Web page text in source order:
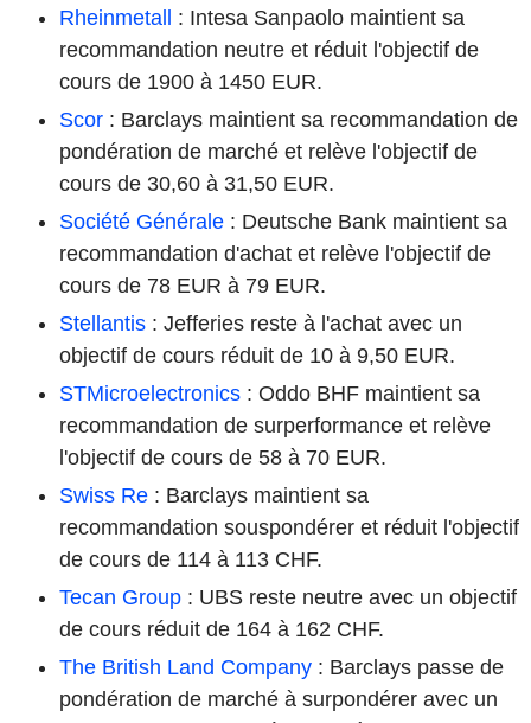
Rheinmetall : Intesa Sanpaolo maintient sa
recommandation neutre et réduit l'objectif de
cours de 1900 à 1450 EUR.
Scor : Barclays maintient sa recommandation de
pondération de marché et relève l'objectif de
cours de 30,60 à 31,50 EUR.
Société Générale : Deutsche Bank maintient sa
recommandation d'achat et relève l'objectif de
cours de 78 EUR à 79 EUR.
Stellantis : Jefferies reste à l'achat avec un
objectif de cours réduit de 10 à 9,50 EUR.
STMicroelectronics : Oddo BHF maintient sa
recommandation de surperformance et relève
l'objectif de cours de 58 à 70 EUR.
Swiss Re : Barclays maintient sa
recommandation souspondérer et réduit l'objectif
de cours de 114 à 113 CHF.
Tecan Group : UBS reste neutre avec un objectif
de cours réduit de 164 à 162 CHF.
The British Land Company : Barclays passe de
pondération de marché à surpondérer avec un